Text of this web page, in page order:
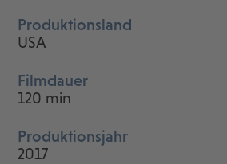
Produktionsland
USA
Filmdauer
120 min
Produktionsjahr
2017